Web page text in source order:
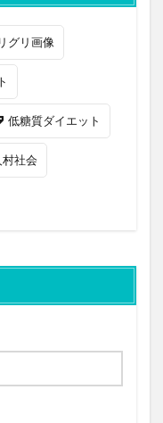
グリ画像
低糖質ダイエット
村社会